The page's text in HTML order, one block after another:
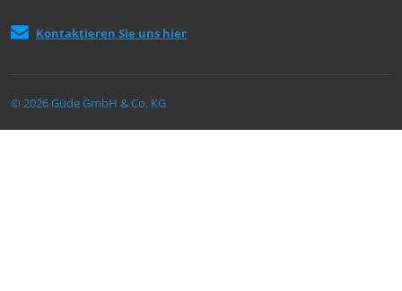
Kontaktieren Sie uns hier
© 2026 Güde GmbH & Co. KG